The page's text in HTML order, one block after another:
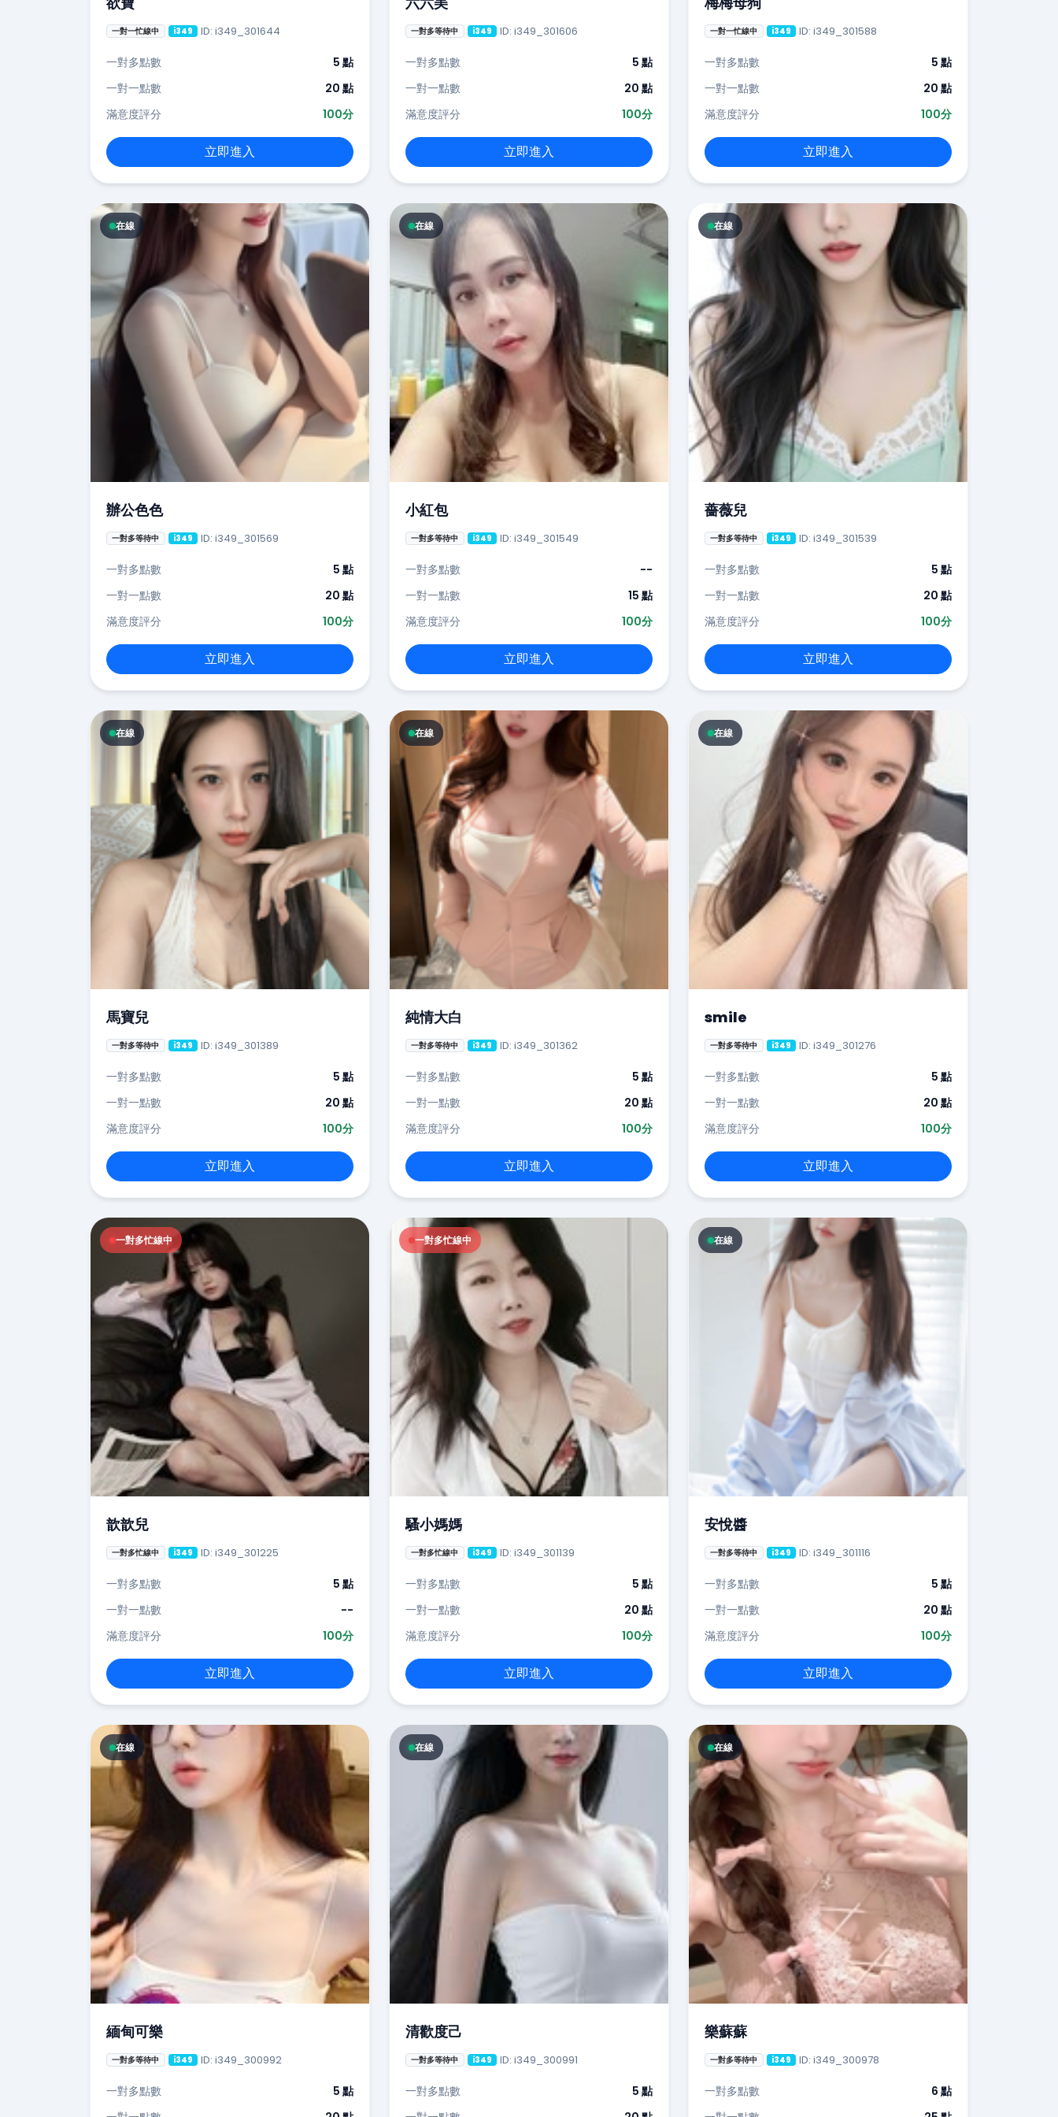
一對一忙線中 i349 ID: i349_301644
一對多點數
5 點
一對一點數
20 點
滿意度評分
100分
立即進入
一對多等待中 i349 ID: i349_301606
一對多點數
5 點
一對一點數
20 點
滿意度評分
100分
立即進入
一對一忙線中 i349 ID: i349_301588
一對多點數
5 點
一對一點數
20 點
滿意度評分
100分
立即進入
在線
辦公色色
一對多等待中 i349 ID: i349_301569
一對多點數
5 點
一對一點數
20 點
滿意度評分
100分
立即進入
在線
小紅包
一對多等待中 i349 ID: i349_301549
一對多點數
--
一對一點數
15 點
滿意度評分
100分
立即進入
在線
薔薇兒
一對多等待中 i349 ID: i349_301539
一對多點數
5 點
一對一點數
20 點
滿意度評分
100分
立即進入
在線
馬寶兒
一對多等待中 i349 ID: i349_301389
一對多點數
5 點
一對一點數
20 點
滿意度評分
100分
立即進入
在線
純情大白
一對多等待中 i349 ID: i349_301362
一對多點數
5 點
一對一點數
20 點
滿意度評分
100分
立即進入
在線
smile
一對多等待中 i349 ID: i349_301276
一對多點數
5 點
一對一點數
20 點
滿意度評分
100分
立即進入
一對多忙線中
歆歆兒
一對多忙線中 i349 ID: i349_301225
一對多點數
5 點
一對一點數
--
滿意度評分
100分
立即進入
一對多忙線中
騷小媽媽
一對多忙線中 i349 ID: i349_301139
一對多點數
5 點
一對一點數
20 點
滿意度評分
100分
立即進入
在線
安悅醬
一對多等待中 i349 ID: i349_301116
一對多點數
5 點
一對一點數
20 點
滿意度評分
100分
立即進入
在線
緬甸可樂
一對多等待中 i349 ID: i349_300992
一對多點數
5 點
在線
清歡度己
一對多等待中 i349 ID: i349_300991
一對多點數
5 點
在線
樂蘇蘇
一對多等待中 i349 ID: i349_300978
一對多點數
6 點